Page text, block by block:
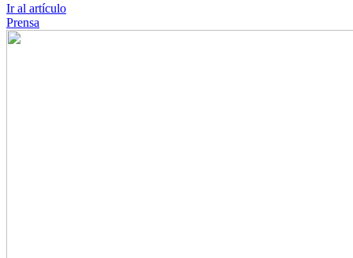
Ir al artículo
Prensa